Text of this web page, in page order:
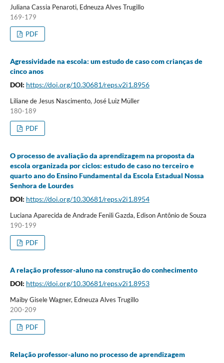
Juliana Cassia Penaroti, Edneuza Alves Trugillo
169-179
PDF
Agressividade na escola: um estudo de caso com crianças de
cinco anos
DOI: https://doi.org/10.30681/reps.v2i1.8956
Liliane de Jesus Nascimento, José Luiz Müller
180-189
PDF
O processo de avaliação da aprendizagem na proposta da
escola organizada por ciclos: estudo de caso no terceiro e
quarto ano do Ensino Fundamental da Escola Estadual Nossa
Senhora de Lourdes
DOI: https://doi.org/10.30681/reps.v2i1.8954
Luciana Aparecida de Andrade Fenili Gazda, Edison Antônio de Souza
190-199
PDF
A relação professor-aluno na construção do conhecimento
DOI: https://doi.org/10.30681/reps.v2i1.8953
Maiby Gisele Wagner, Edneuza Alves Trugillo
200-209
PDF
Relação professor-aluno no processo de aprendizagem